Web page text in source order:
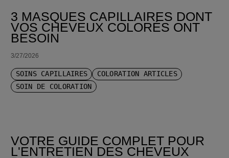
3 MASQUES CAPILLAIRES DONT
VOS CHEVEUX COLORÉS ONT
BESOIN
3/27/2026
SOINS CAPILLAIRES
COLORATION ARTICLES
SOIN DE COLORATION
VOTRE GUIDE COMPLET POUR
L'ENTRETIEN DES CHEVEUX